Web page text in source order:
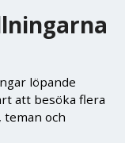
löpande
att besöka flera
teman och